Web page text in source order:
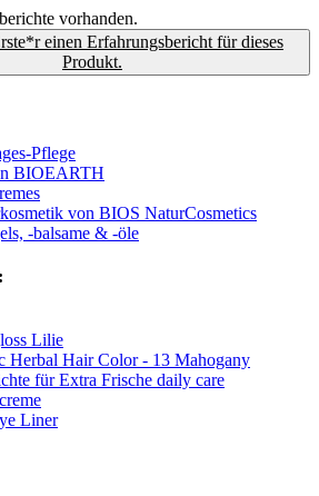
vorhanden.
einen Erfahrungsbericht für dieses
Produkt.
Pflege
BIOEARTH
von BIOS NaturCosmetics
-balsame & -öle
Lilie
Herbal Hair Color - 13 Mahogany
für Extra Frische daily care
Liner